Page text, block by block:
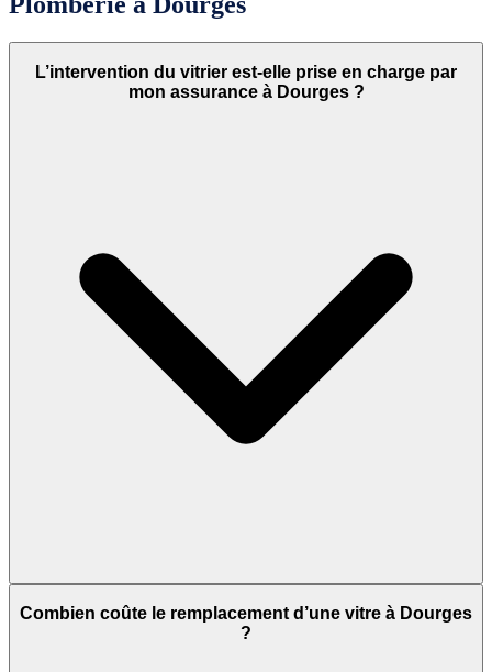
L’intervention du vitrier est-elle prise en charge par
mon assurance à Dourges ?
Combien coûte le remplacement d’une vitre à Dourges
?